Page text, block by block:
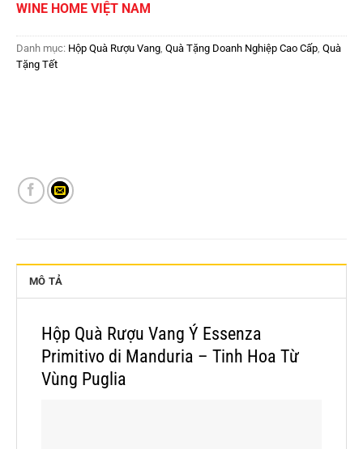
WINE HOME VIỆT NAM
Danh mục: Hộp Quà Rượu Vang, Quà Tặng Doanh Nghiệp Cao Cấp, Quà
Tặng Tết
MÔ TẢ
Hộp Quà Rượu Vang Ý Essenza
Primitivo di Manduria – Tinh Hoa Từ
Vùng Puglia